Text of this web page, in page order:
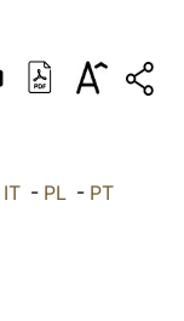
DEUTSCH
العربيّة IT- PL- PT